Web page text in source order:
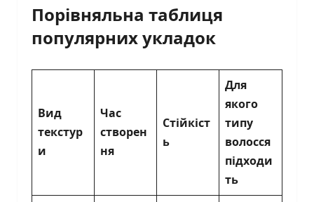
Порівняльна таблиця
популярних укладок
Вид
текстур
и
Час
створен
ня
Стійкіст
ь
Для
якого
типу
волосся
підходи
ть